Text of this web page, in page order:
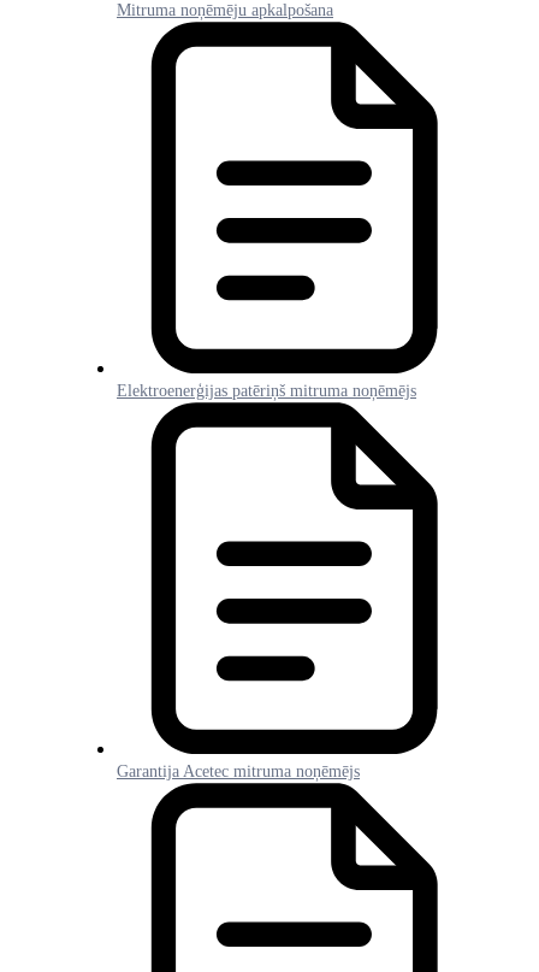
Mitruma noņēmēju apkalpošana
Elektroenerģijas patēriņš mitruma noņēmējs
Garantija Acetec mitruma noņēmējs